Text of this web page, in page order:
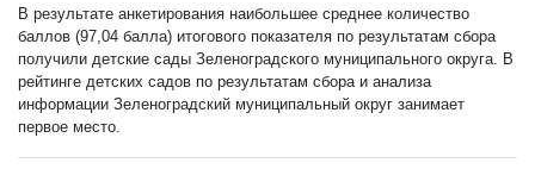
В результате анкетирования наибольшее среднее количество
баллов (97,04 балла) итогового показателя по результатам сбора
получили детские сады Зеленоградского муниципального округа. В
рейтинге детских садов по результатам сбора и анализа
информации Зеленоградский муниципальный округ занимает
первое место.